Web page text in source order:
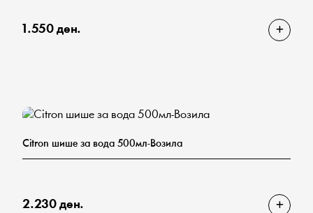
1.550 ден.
Citron шише за вода 500мл-Возила
2.230 ден.